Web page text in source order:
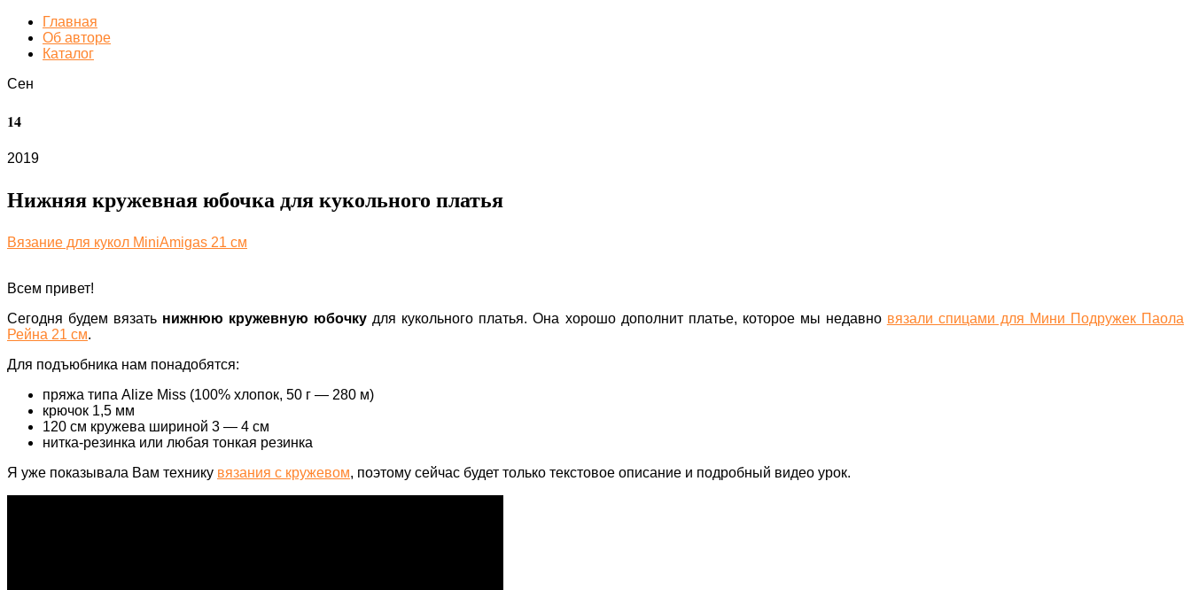
Главная
Об авторе
Каталог
Сен
14
2019
Нижняя кружевная юбочка для кукольного платья
Вязание для кукол MiniAmigas 21 см
Всем привет!
Сегодня будем вязать нижнюю кружевную юбочку для кукольного платья. Она хорошо дополнит платье, которое мы недавно вязали спицами для Мини Подружек Паола
Рейна 21 см.
Для подъюбника нам понадобятся:
пряжа типа Alize Miss (100% хлопок, 50 г — 280 м)
крючок 1,5 мм
120 см кружева шириной 3 — 4 см
нитка-резинка или любая тонкая резинка
Я уже показывала Вам технику вязания с кружевом, поэтому сейчас будет только текстовое описание и подробный видео урок.